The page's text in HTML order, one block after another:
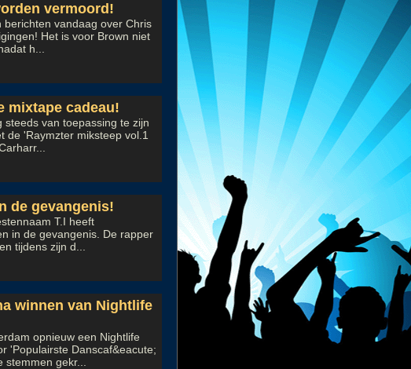
vermoord!
vandaag over Chris
Het is voor Brown niet
h...
mixtape cadeau!
van toepassing te zijn
de 'Raymzter miksteep vol.1
de gevangenis!
T.I heeft
in de gevangenis. De rapper
tijdens zijn d...
winnen van Nightlife
opnieuw een Nightlife
'Populairste Danscaf&eacute;
gekr...